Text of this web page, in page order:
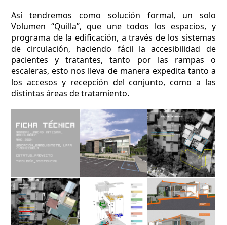
Así tendremos como solución formal, un solo
Volumen “Quilla”, que une todos los espacios, y
programa de la edificación, a través de los sistemas
de circulación, haciendo fácil la accesibilidad de
pacientes y tratantes, tanto por las rampas o
escaleras, esto nos lleva de manera expedita tanto a
los accesos y recepción del conjunto, como a las
distintas áreas de tratamiento.